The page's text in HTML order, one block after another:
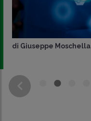
di Giuseppe Moschella